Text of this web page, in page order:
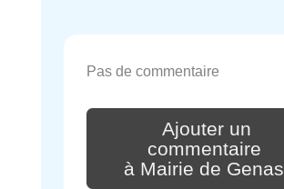
Pas de commentaire
Ajouter un
commentaire
à Mairie de Genas